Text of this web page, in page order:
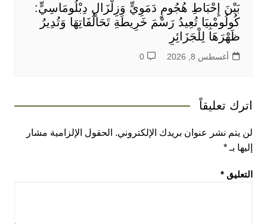
بَيْنَ إِحْبَاطِ هُجُومٍ دَمَوِيٍّ وَزِلْزَالٍ دِبْلُومَاسِيٍّ:
كُولُومْبِيَا تُعِيدُ رَسْمَ خَرِيطَةِ تَحَالُفَاتِهَا وَتُدِيرُ
ظَهْرَهَا لِلْجَزَائِرِ
أغسطس 8, 2026 0
اترك تعليقاً
لن يتم نشر عنوان بريدك الإلكتروني. الحقول الإلزامية مشار
إليها بـ *
التعليق *